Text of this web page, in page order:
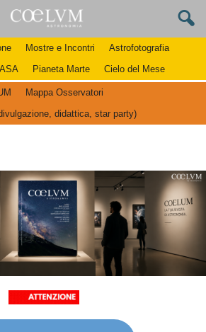
Mostre e Incontri
Astrofotografia
Pianeta Marte Cielo del Mese
Mappa Osservatori
didattica, star party)